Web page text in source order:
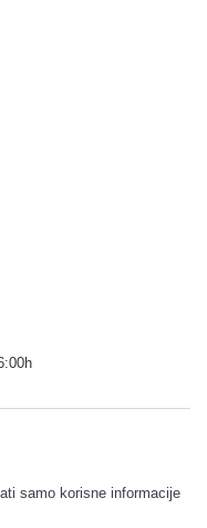
samo korisne informacije